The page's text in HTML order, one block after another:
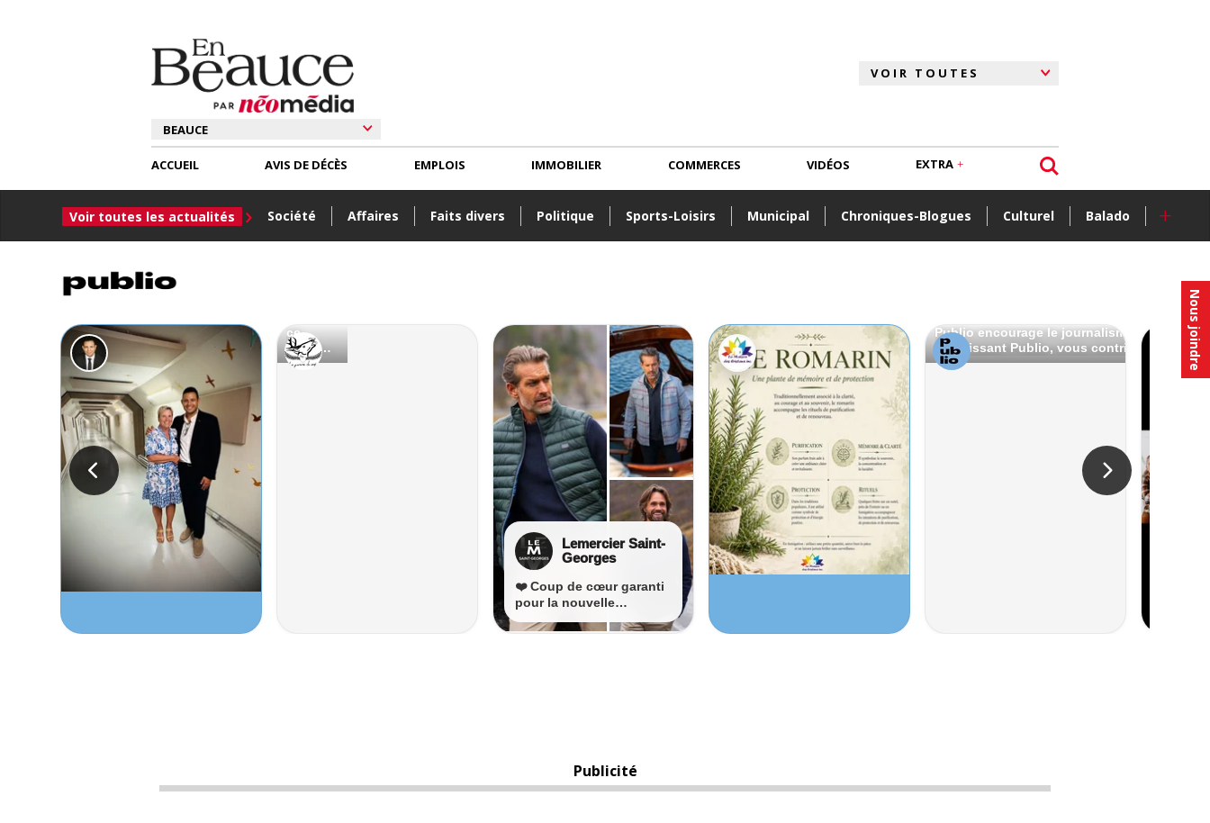
Nous joindre
ACCUEIL
Voir toutes les actualités Société Affaires Faits divers Politique Sports-Loisirs Municipal Chroniques-Blogues Culturel Balado +
AVIS DE DÉCÈS EMPLOIS IMMOBILIER COMMERCES VIDÉOS EXTRA
Publicité